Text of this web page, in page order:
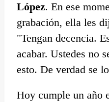
López. En ese
grabación, ella les
"Tengan decencia.
acabar. Ustedes no
esto. De verdad se
Hoy cumple un año